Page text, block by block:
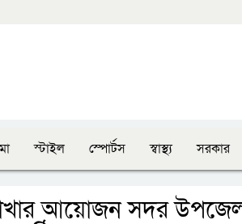
স্টাইল স্পোর্টস স্বাস্থ্য সরকার
আয়োজন সদর